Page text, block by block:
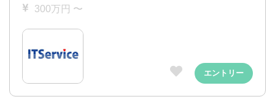
300万円 〜
エントリー